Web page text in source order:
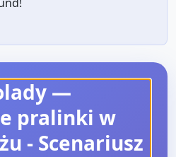
—
pralinki w
- Scenariusz